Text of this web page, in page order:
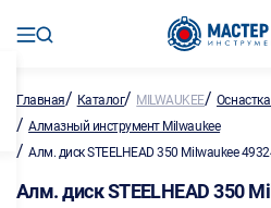
Главная/ Каталог/ MILWAUKEE/
/ Алмазный инструмент Milwaukee
/ Алм. диск STEELHEAD 350 Milwaukee
Алм. диск STEELHEAD 350